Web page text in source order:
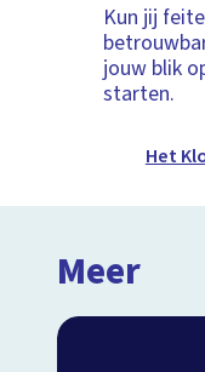
Kun jij
jouw blik
starten.
Het
Meer